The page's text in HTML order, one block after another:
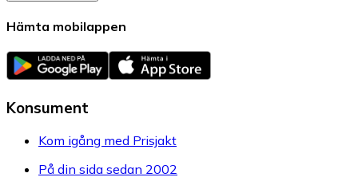
Hämta mobilappen
Konsument
Kom igång med Prisjakt
På din sida sedan 2002